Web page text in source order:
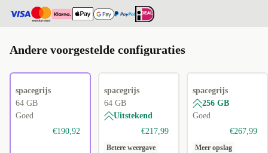
Andere voorgestelde configuraties
spacegrijs
64 GB
Goed
€190,92
spacegrijs
64 GB
Uitstekend
€217,99
Betere weergave
spacegrijs
256 GB
Goed
€267,99
Meer opslag